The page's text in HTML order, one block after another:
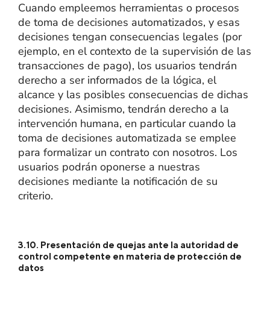
Cuando empleemos herramientas o procesos
de toma de decisiones automatizados, y esas
decisiones tengan consecuencias legales (por
ejemplo, en el contexto de la supervisión de las
transacciones de pago), los usuarios tendrán
derecho a ser informados de la lógica, el
alcance y las posibles consecuencias de dichas
decisiones. Asimismo, tendrán derecho a la
intervención humana, en particular cuando la
toma de decisiones automatizada se emplee
para formalizar un contrato con nosotros. Los
usuarios podrán oponerse a nuestras
decisiones mediante la notificación de su
criterio.
3.10. Presentación de quejas ante la autoridad de
control competente en materia de protección de
datos